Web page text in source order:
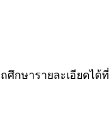
กษารายละเอียดได้ที่